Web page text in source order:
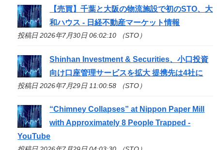
【売買】千葉と大阪の物流施設で初のSTO、大
和ハウス - 日経不動産マーケット情報
投稿日 2026年7月30日 06:02:10 （STO）
Shinhan Investment & Securities、小口投資
向け口座管理サービスを拡大 提携先は4社に
投稿日 2026年7月29日 11:00:58 （STO）
“Chimney Collapses” at Nippon Paper Mill
with Approximately 8 People Trapped -
YouTube